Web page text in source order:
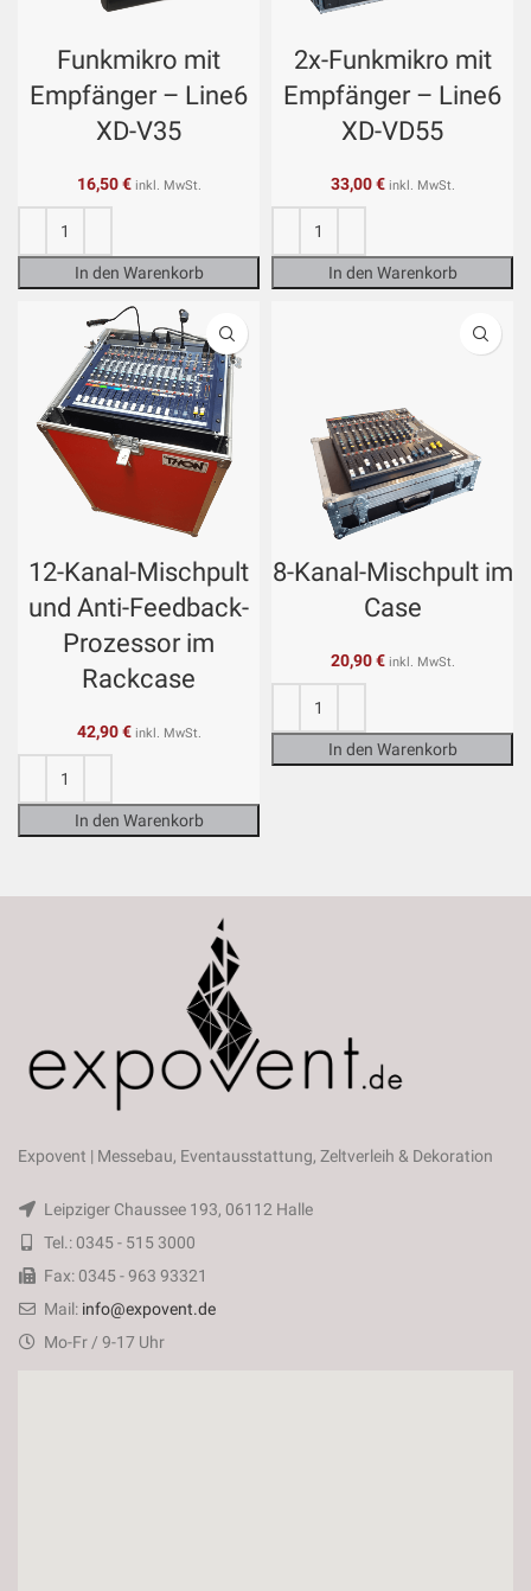
Funkmikro mit
Empfänger – Line6
XD-V35
16,50€ inkl. MwSt.
In den Warenkorb
2x-Funkmikro mit
Empfänger – Line6
XD-VD55
33,00€ inkl. MwSt.
In den Warenkorb
12-Kanal-Mischpult
und Anti-Feedback-
Prozessor im
Rackcase
42,90€ inkl. MwSt.
In den Warenkorb
8-Kanal-Mischpult im
Case
20,90€ inkl. MwSt.
In den Warenkorb
Expovent | Messebau, Eventausstattung, Zeltverleih & Dekoration
Leipziger Chaussee 193, 06112 Halle
Tel.: 0345 - 515 3000
Fax: 0345 - 963 93321
Mail: info@expovent.de
Mo-Fr / 9-17 Uhr